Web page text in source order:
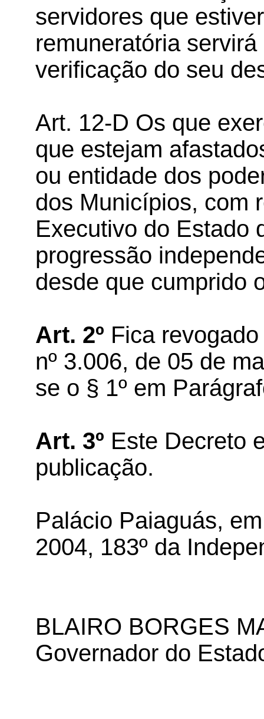
servidores que
remuneratória
verificação do seu
Art. 12-D Os que
que estejam
ou entidade dos
dos Municípios, com
Executivo do Estado
progressão
desde que cumprido
Art. 2º Fica
nº 3.006, de 05 de
se o § 1º em
Art. 3º Este Decreto
publicação.
Palácio Paiaguás,
2004, 183º da
BLAIRO BORGES
Governador do